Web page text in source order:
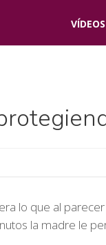
lo que al
la madre le